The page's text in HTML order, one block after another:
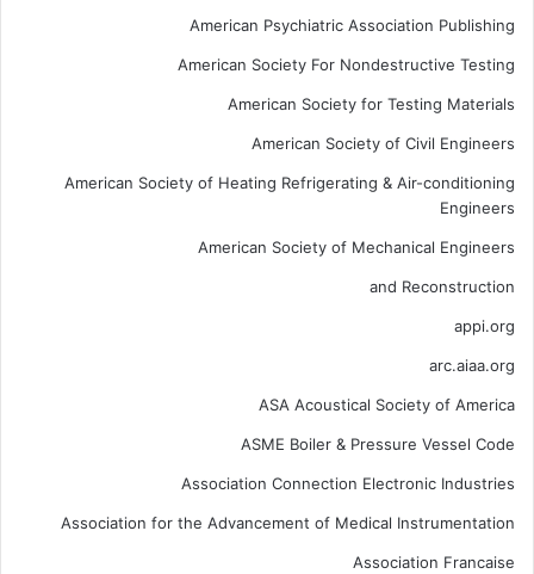
American Psychiatric Association Publishing
American Society For Nondestructive Testing
American Society for Testing Materials
American Society of Civil Engineers
American Society of Heating Refrigerating & Air-conditioning
Engineers
American Society of Mechanical Engineers
and Reconstruction
appi.org
arc.aiaa.org
ASA Acoustical Society of America
ASME Boiler & Pressure Vessel Code
Association Connection Electronic Industries
Association for the Advancement of Medical Instrumentation
Association Francaise